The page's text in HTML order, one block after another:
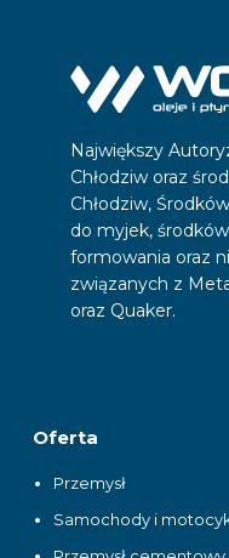
Największy
Chłodziw oraz
Chłodziw,
do myjek,
formowania oraz
związanych z
oraz Quaker.
Oferta
Przemysł
Samochody i